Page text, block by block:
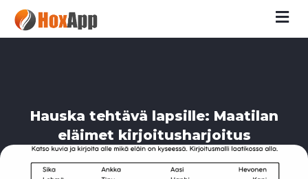
Hauska tehtävä lapsille: Maatilan
eläimet kirjoitusharjoitus